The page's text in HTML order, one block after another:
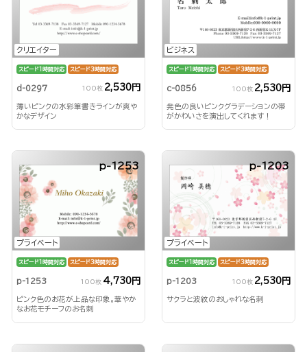
クリエイター
スピード1時間対応 スピード3時間対応
d-0297 100枚 2,530円
薄いピンクの水彩筆書きラインが爽や
かなデザイン
ビジネス
スピード1時間対応 スピード3時間対応
c-0856 100枚 2,530円
発色の良いピンクグラデーションの帯
がかわいさを演出してくれます！
プライベート
p-1253
スピード1時間対応 スピード3時間対応
p-1253 100枚 4,730円
ピンク色のお花が上品な印象。華やか
なお花モチーフのお名刺
プライベート
p-1203
スピード1時間対応 スピード3時間対応
p-1203 100枚 2,530円
サクラと波紋のおしゃれな名刺